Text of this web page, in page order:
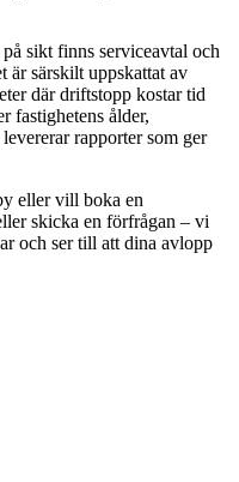
sikt finns serviceavtal och
är särskilt uppskattat av
där driftstopp kostar tid
fastighetens ålder,
rapporter som ger
eller vill boka en
skicka en förfrågan – vi
och ser till att dina avlopp